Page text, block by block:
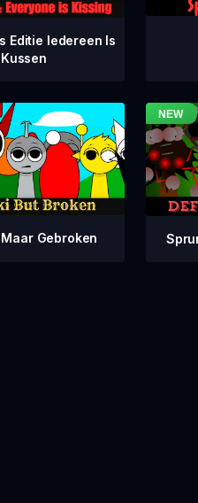
Editie Iedereen Is
Kussen
Gebroken